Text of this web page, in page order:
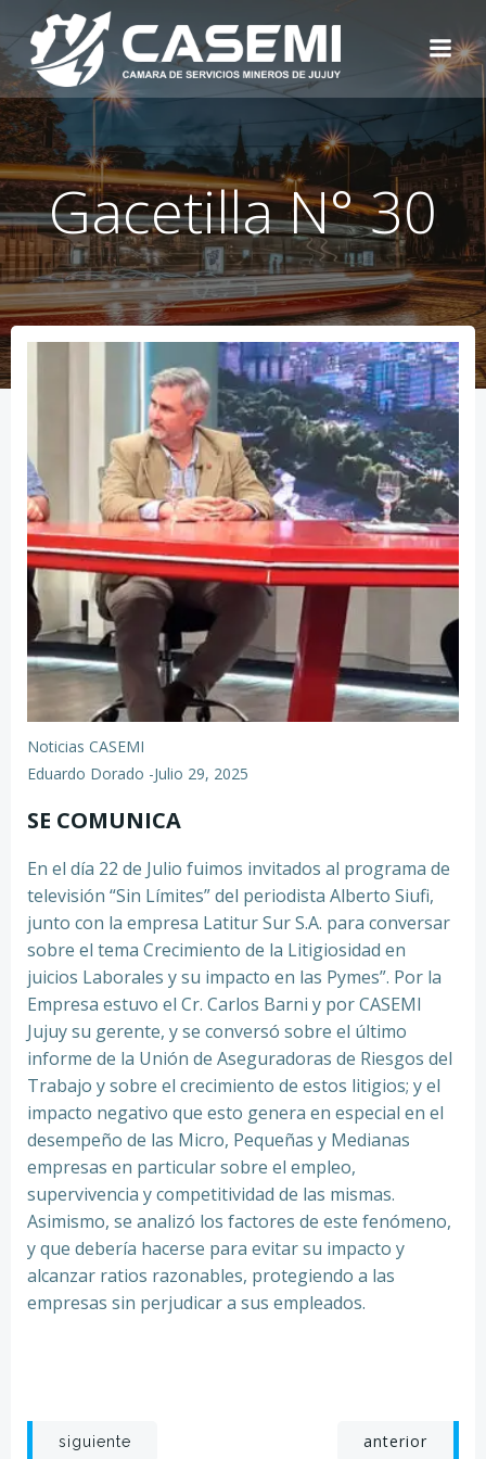
to
content
Gacetilla N° 30
Noticias CASEMI
Eduardo Dorado -Julio 29, 2025
SE COMUNICA
En el día 22 de Julio fuimos invitados al programa de
televisión “Sin Límites” del periodista Alberto Siufi,
junto con la empresa Latitur Sur S.A. para conversar
sobre el tema Crecimiento de la Litigiosidad en
juicios Laborales y su impacto en las Pymes”. Por la
Empresa estuvo el Cr. Carlos Barni y por CASEMI
Jujuy su gerente, y se conversó sobre el último
informe de la Unión de Aseguradoras de Riesgos del
Trabajo y sobre el crecimiento de estos litigios; y el
impacto negativo que esto genera en especial en el
desempeño de las Micro, Pequeñas y Medianas
empresas en particular sobre el empleo,
supervivencia y competitividad de las mismas.
Asimismo, se analizó los factores de este fenómeno,
y que debería hacerse para evitar su impacto y
alcanzar ratios razonables, protegiendo a las
empresas sin perjudicar a sus empleados.
Post
siguiente anterior